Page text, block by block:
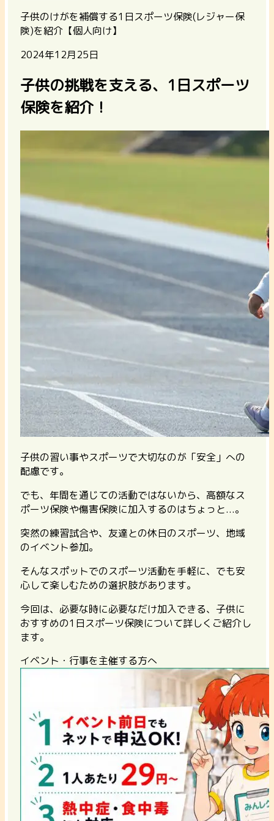
子供のけがを補償する1日スポーツ保険(レジャー保
険)を紹介【個人向け】
2024年12月25日
子供の挑戦を支える、1日スポーツ
保険を紹介！
子供の習い事やスポーツで大切なのが「安全」への
配慮です。
でも、年間を通じての活動ではないから、高額なス
ポーツ保険や傷害保険に加入するのはちょっと...。
突然の練習試合や、友達との休日のスポーツ、地域
のイベント参加。
そんなスポットでのスポーツ活動を手軽に、でも安
心して楽しむための選択肢があります。
今回は、必要な時に必要なだけ加入できる、子供に
おすすめの1日スポーツ保険について詳しくご紹介し
ます。
イベント・行事を主催する方へ